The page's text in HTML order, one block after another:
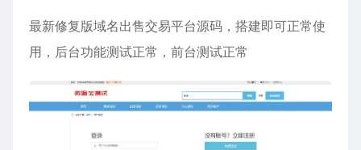
最新修复版域名出售交易平台源码，搭建即可正常使
用，后台功能测试正常，前台测试正常